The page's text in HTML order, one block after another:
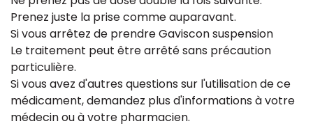
Prenez juste la prise comme auparavant.
Si vous arrêtez de prendre Gaviscon suspension
Le traitement peut être arrêté sans précaution
particulière.
Si vous avez d'autres questions sur l'utilisation de ce
médicament, demandez plus d'informations à votre
médecin ou à votre pharmacien.